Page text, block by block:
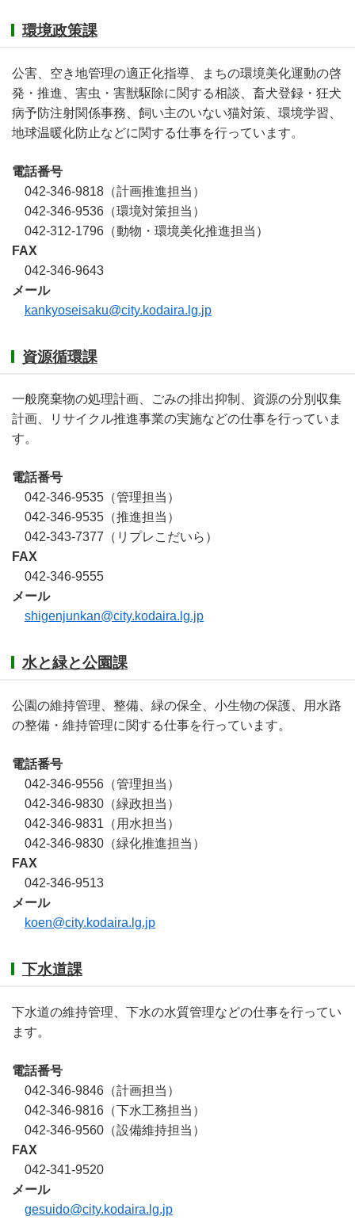
環境政策課
公害、空き地管理の適正化指導、まちの環境美化運動の啓
発・推進、害虫・害獣駆除に関する相談、畜犬登録・狂犬
病予防注射関係事務、飼い主のいない猫対策、環境学習、
地球温暖化防止などに関する仕事を行っています。
電話番号
042-346-9818（計画推進担当）
042-346-9536（環境対策担当）
042-312-1796（動物・環境美化推進担当）
FAX
042-346-9643
メール
kankyoseisaku@city.kodaira.lg.jp
資源循環課
一般廃棄物の処理計画、ごみの排出抑制、資源の分別収集
計画、リサイクル推進事業の実施などの仕事を行っていま
す。
電話番号
042-346-9535（管理担当）
042-346-9535（推進担当）
042-343-7377（リプレこだいら）
FAX
042-346-9555
メール
shigenjunkan@city.kodaira.lg.jp
水と緑と公園課
公園の維持管理、整備、緑の保全、小生物の保護、用水路
の整備・維持管理に関する仕事を行っています。
電話番号
042-346-9556（管理担当）
042-346-9830（緑政担当）
042-346-9831（用水担当）
042-346-9830（緑化推進担当）
FAX
042-346-9513
メール
koen@city.kodaira.lg.jp
下水道課
下水道の維持管理、下水の水質管理などの仕事を行ってい
ます。
電話番号
042-346-9846（計画担当）
042-346-9816（下水工務担当）
042-346-9560（設備維持担当）
FAX
042-341-9520
メール
gesuido@city.kodaira.lg.jp